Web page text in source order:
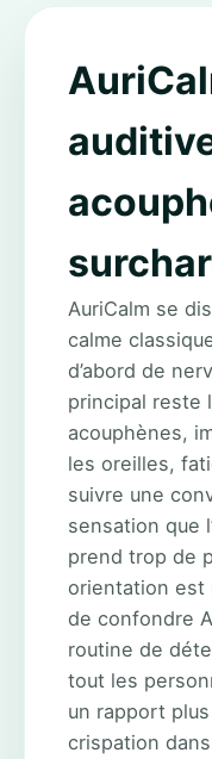
AuriCalm se
calme
d’abord de
principal reste
acouphènes,
les oreilles,
suivre une
sensation que
prend trop de
orientation est
de confondre
routine de
tout les
un rapport
crispation